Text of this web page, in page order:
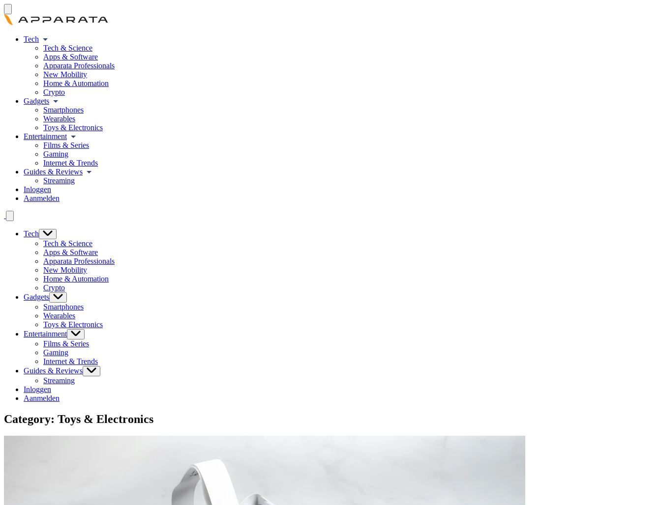
Tech
Tech & Science
Apps & Software
Apparata Professionals
New Mobility
Home & Automation
Crypto
Gadgets
Smartphones
Wearables
Toys & Electronics
Entertainment
Films & Series
Gaming
Internet & Trends
Guides & Reviews
Streaming
Inloggen
Aanmelden
Tech
Tech & Science
Apps & Software
Apparata Professionals
New Mobility
Home & Automation
Crypto
Gadgets
Smartphones
Wearables
Toys & Electronics
Entertainment
Films & Series
Gaming
Internet & Trends
Guides & Reviews
Streaming
Inloggen
Aanmelden
Category: Toys & Electronics